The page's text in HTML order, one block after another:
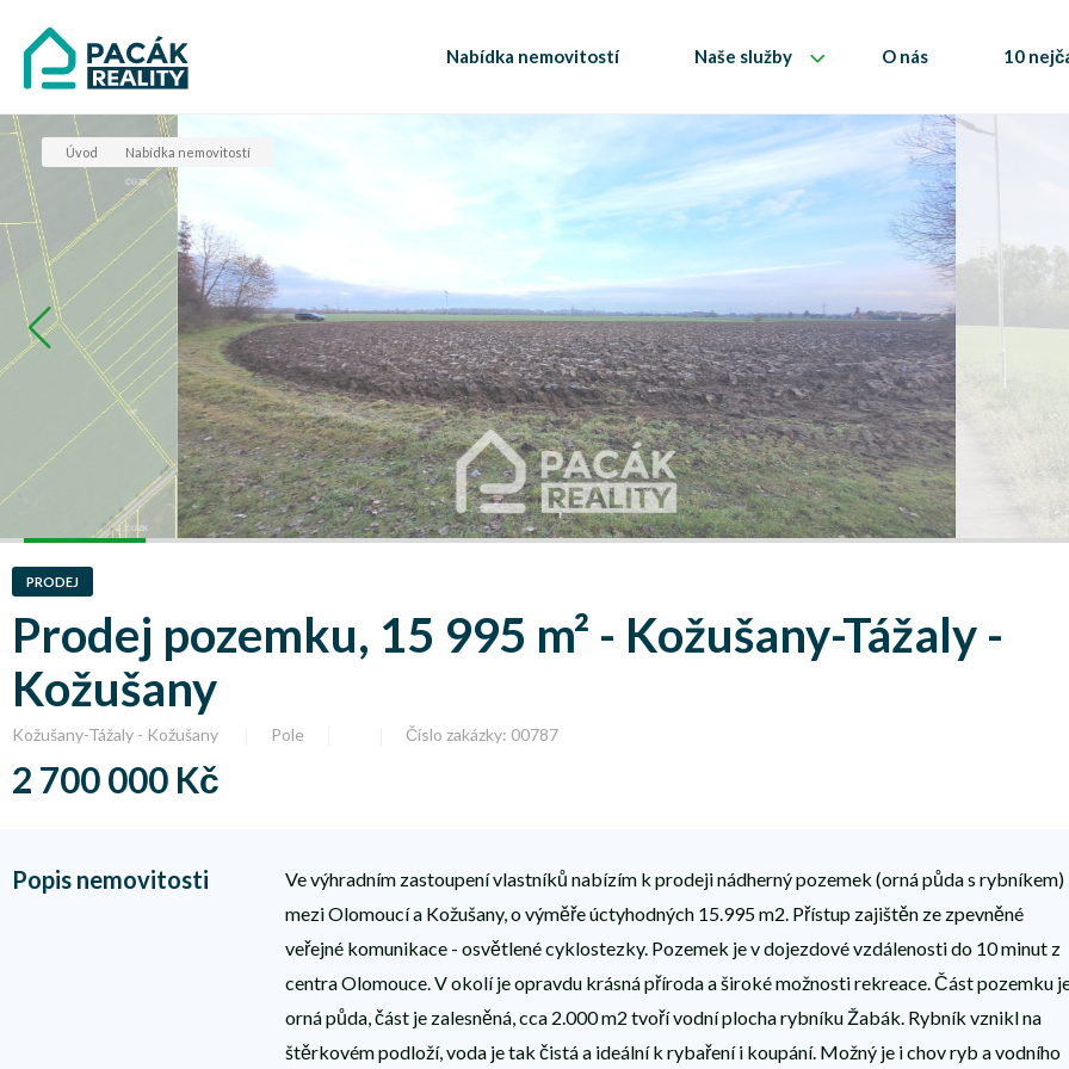
Nabídka nemovitostí Naše služby O nás 10
Úvod Nabídka nemovitostí
PRODEJ
Prodej pozemku, 15 995 m² - Kožušany-Tážaly -
Kožušany
Kožušany-Tážaly - Kožušany Pole Číslo zakázky: 00787
2 700 000 Kč
Popis nemovitosti
Ve výhradním zastoupení vlastníků nabízím k prodeji nádherný pozemek (orná půda s rybníkem)
mezi Olomoucí a Kožušany, o výměře úctyhodných 15.995 m2. Přístup zajištěn ze zpevněné
veřejné komunikace - osvětlené cyklostezky. Pozemek je v dojezdové vzdálenosti do 10 minut z
centra Olomouce. V okolí je opravdu krásná příroda a široké možnosti rekreace. Část pozemku
orná půda, část je zalesněná, cca 2.000 m2 tvoří vodní plocha rybníku Žabák. Rybník vznikl na
štěrkovém podloží, voda je tak čistá a ideální k rybaření i koupání. Možný je i chov ryb a vodního